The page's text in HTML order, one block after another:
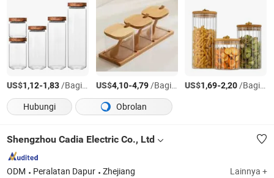
US$1,12-1,83/Bagian US$4,10-4,79/Bagian US$1,69-2,20/Bagian
Hubungi
Obrolan
Shengzhou Cadia Electric Co., Ltd
ODM Peralatan Dapur Zhejiang Lainnya +